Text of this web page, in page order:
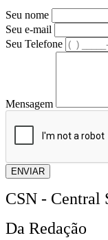
Seu nome
Seu e-mail
Seu Telefone
Mensagem
ENVIAR
CSN - Central
Da Redação